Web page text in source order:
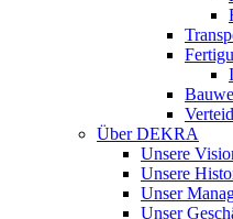
Über DEKRA
Unsere
Unsere
Unser
Unser